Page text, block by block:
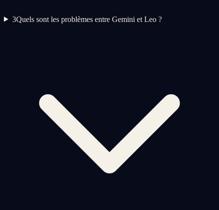
3Quels sont les problèmes entre Gemini et Leo ?